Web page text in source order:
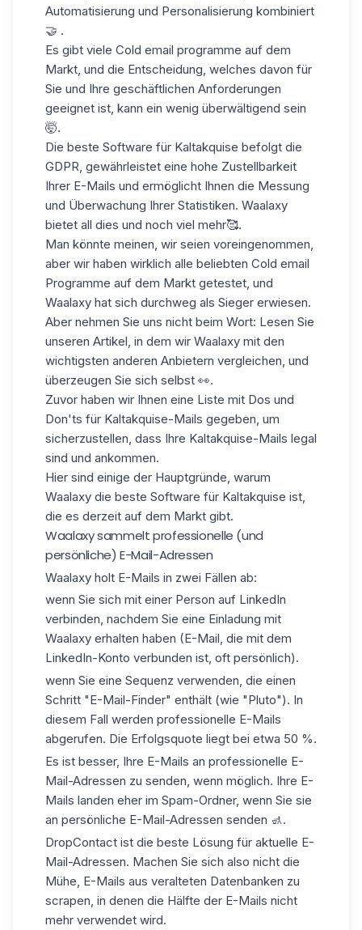
Automatisierung und Personalisierung kombiniert
🤝 .
Es gibt viele Cold email programme auf dem
Markt, und die Entscheidung, welches davon für
Sie und Ihre geschäftlichen Anforderungen
geeignet ist, kann ein wenig überwältigend sein
🤯.
Die beste Software für Kaltakquise befolgt die
GDPR, gewährleistet eine hohe Zustellbarkeit
Ihrer E-Mails und ermöglicht Ihnen die Messung
und Überwachung Ihrer Statistiken. Waalaxy
bietet all dies und noch viel mehr🥰.
Man könnte meinen, wir seien voreingenommen,
aber wir haben wirklich alle beliebten Cold email
Programme auf dem Markt getestet, und
Waalaxy hat sich durchweg als Sieger erwiesen.
Aber nehmen Sie uns nicht beim Wort: Lesen Sie
unseren Artikel, in dem wir Waalaxy mit den
wichtigsten anderen Anbietern vergleichen, und
überzeugen Sie sich selbst 👀.
Zuvor haben wir Ihnen eine Liste mit Dos und
Don'ts für Kaltakquise-Mails gegeben, um
sicherzustellen, dass Ihre Kaltakquise-Mails legal
sind und ankommen.
Hier sind einige der Hauptgründe, warum
Waalaxy die beste Software für Kaltakquise ist,
die es derzeit auf dem Markt gibt.
Waalaxy sammelt professionelle (und
persönliche) E-Mail-Adressen
Waalaxy holt E-Mails in zwei Fällen ab:
wenn Sie sich mit einer Person auf LinkedIn
verbinden, nachdem Sie eine Einladung mit
Waalaxy erhalten haben (E-Mail, die mit dem
LinkedIn-Konto verbunden ist, oft persönlich).
wenn Sie eine Sequenz verwenden, die einen
Schritt "E-Mail-Finder" enthält (wie "Pluto"). In
diesem Fall werden professionelle E-Mails
abgerufen. Die Erfolgsquote liegt bei etwa 50 %.
Es ist besser, Ihre E-Mails an professionelle E-
Mail-Adressen zu senden, wenn möglich. Ihre E-
Mails landen eher im Spam-Ordner, wenn Sie sie
an persönliche E-Mail-Adressen senden 🚮.
DropContact ist die beste Lösung für aktuelle E-
Mail-Adressen. Machen Sie sich also nicht die
Mühe, E-Mails aus veralteten Datenbanken zu
scrapen, in denen die Hälfte der E-Mails nicht
mehr verwendet wird.